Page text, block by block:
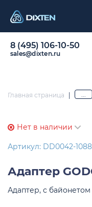
8 (495) 106-10-50
sales@dixten.ru
Главная страница | ...
Нет в наличии
Артикул: DD0042-
Адаптер
Адаптер, с